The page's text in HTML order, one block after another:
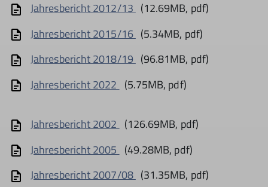
Jahresbericht 2012/13 (12.69MB, pdf)
Jahresbericht 2015/16 (5.34MB, pdf)
Jahresbericht 2018/19 (96.81MB, pdf)
Jahresbericht 2022 (5.75MB, pdf)
Jahresbericht 2002 (126.69MB, pdf)
Jahresbericht 2005 (49.28MB, pdf)
Jahresbericht 2007/08 (31.35MB, pdf)